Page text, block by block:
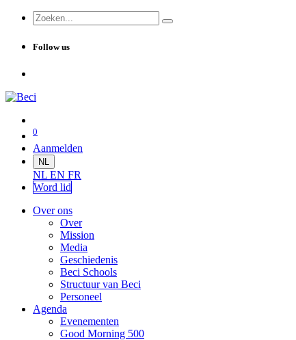
Follow us
0
Aanmelden
NL
NL EN FR
Word lid
Over ons
Over
Mission
Media
Geschiedenis
Beci Schools
Structuur van Beci
Personeel
Agenda
Evenementen
Good Morning 500